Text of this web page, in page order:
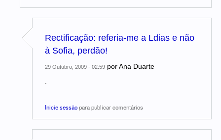
Rectificação: referia-me a Ldias e não
à Sofia, perdão!
29 Outubro, 2009 - 02:59 porAna Duarte
.
Inicie sessãopara publicar comentários